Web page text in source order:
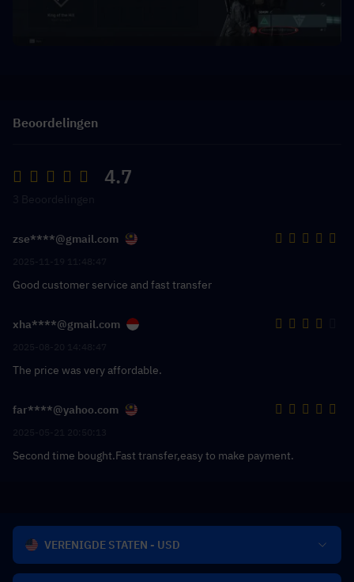
Beoordelingen
4.7
zse****@gmail.com
Good customer service and fast transfer
xha****@gmail.com
The price was very affordable.
far****@yahoo.com
Second time bought.Fast transfer,easy to make payment.
VERENIGDE STATEN - USD